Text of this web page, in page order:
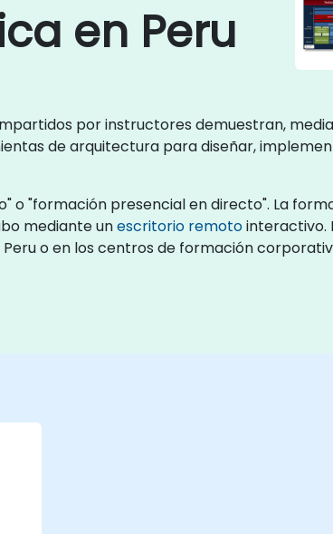
en Peru
por instructores demuestran,
de arquitectura para diseñar,
o "formación presencial en directo". La
mediante unescritorio remotointeractivo.
o en los centros de formación